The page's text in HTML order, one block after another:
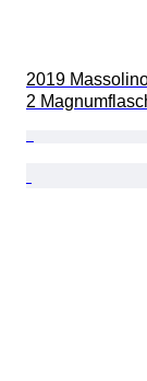
2019
2